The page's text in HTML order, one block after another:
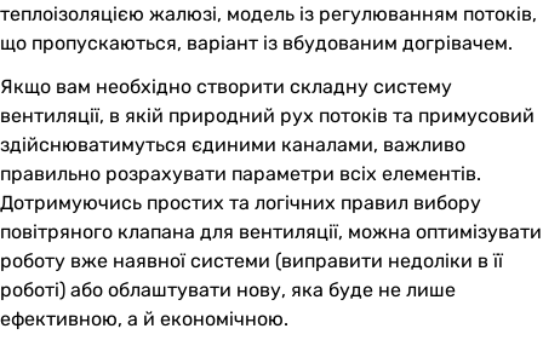
теплоізоляцією жалюзі, модель із регулюванням потоків,
що пропускаються, варіант із вбудованим догрівачем.
Якщо вам необхідно створити складну систему
вентиляції, в якій природний рух потоків та примусовий
здійснюватимуться єдиними каналами, важливо
правильно розрахувати параметри всіх елементів.
Дотримуючись простих та логічних правил вибору
повітряного клапана для вентиляції, можна оптимізувати
роботу вже наявної системи (виправити недоліки в її
роботі) або облаштувати нову, яка буде не лише
ефективною, а й економічною.